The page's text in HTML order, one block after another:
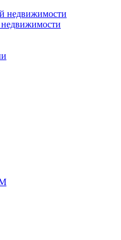
недвижимости